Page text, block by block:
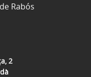
2
Rabós